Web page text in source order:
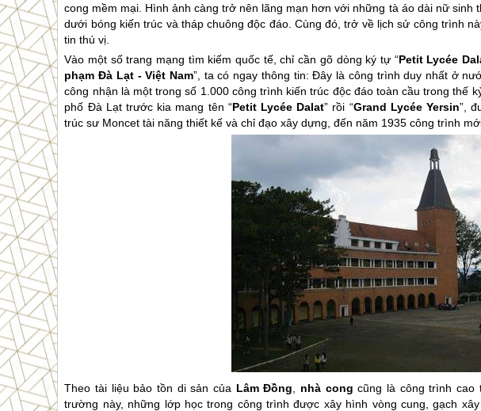
cong mềm mại. Hình ảnh càng trở nên lãng mạn hơn với những tà áo dài nữ
dưới bóng kiến trúc và tháp chuông độc đáo. Cùng đó, trở về lịch sử công trình
tin thú vị.
Vào một số trang mạng tìm kiếm quốc tế, chỉ cần gõ dòng ký tự “Petit Lycée
phạmĐà Lạt- Việt Nam”, ta có ngay thông tin: Đây là công trình duy nhất ở
công nhận là một trong số 1.000 công trình kiến trúc độc đáo toàn cầu trong thế
phố Đà Lạttrước kia mang tên “Petit Lycée Dalat” rồi “Grand Lycée Yersin”,
trúc sư Moncet tài năng thiết kế và chỉ đạo xây dựng, đến năm 1935 công trình
Theo tài liệu bảo tồn di sản của Lâm Đồng, nhà cong cũng là công trình cao
trường này, những lớp học trong công trình được xây hình vòng cung, gạch